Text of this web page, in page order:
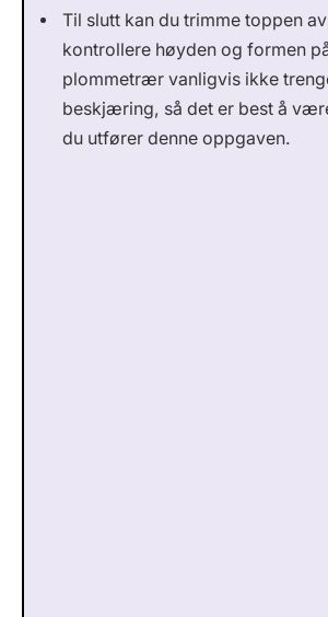
Til slutt kan du trimme toppen
kontrollere høyden og formen
plommetrær vanligvis ikke
beskjæring, så det er best å
du utfører denne oppgaven.